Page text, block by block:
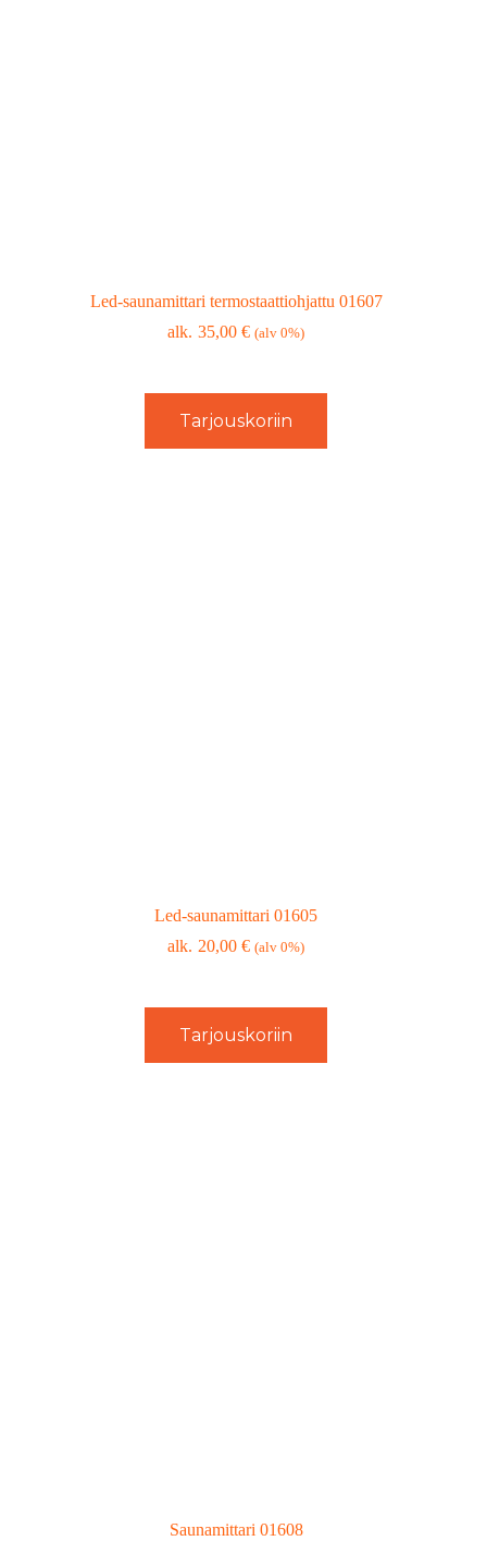
Led-saunamittari termostaattiohjattu 01607
35,00€ (alv 0%)
Tarjouskoriin
Led-saunamittari 01605
20,00€ (alv 0%)
Tarjouskoriin
Saunamittari 01608